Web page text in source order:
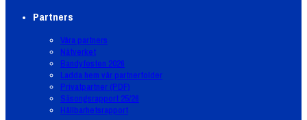
Partners
Våra partners
Nätverket
Bandyfesten 2026
Ladda hem vår partnerfolder
Privatpartner (PDF)
Säsongsrapport 25/26
Hållbarhetsrapport